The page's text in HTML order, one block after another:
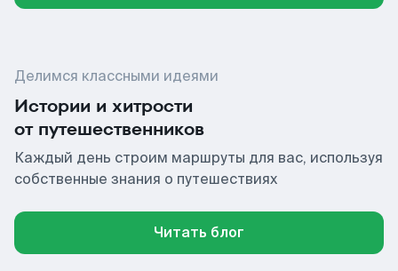
Делимся классными идеями
Истории и хитрости
от путешественников
Каждый день строим маршруты для вас, используя
собственные знания о путешествиях
Читать блог